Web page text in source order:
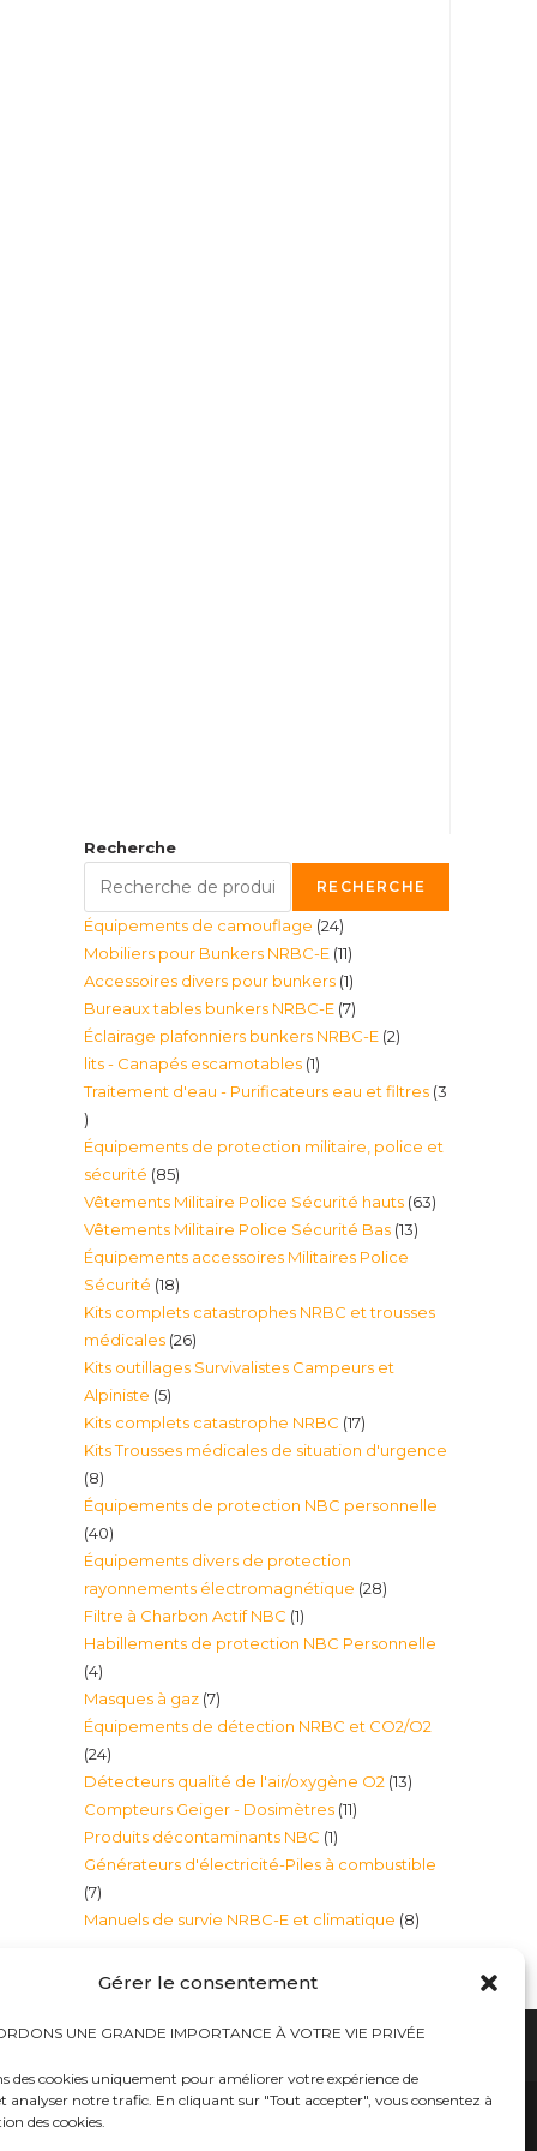
Gérer le consentement
UNE GRANDE IMPORTANCE À VOTRE VIE PRIVÉE
des cookies uniquement pour améliorer votre expérience de
analyser notre trafic. En cliquant sur "Tout accepter", vous consentez à
des cookies.
Recherche
RECHERCHE
Équipements de camouflage 2424
produits
Mobiliers pour Bunkers NRBC-E 1111
produits
Accessoires divers pour bunkers 11
produit
Bureaux tables bunkers NRBC-E 77
produits
Éclairage plafonniers bunkers NRBC-E 22
lits - Canapés escamotables 11
produit
Traitement d'eau - Purificateurs eau et filtres 3
3
produits
Équipements de protection militaire, police et
sécurité 8585
produits
Vêtements Militaire Police Sécurité hauts 6363
Vêtements Militaire Police Sécurité Bas 1313
Équipements accessoires Militaires Police
Sécurité 1818
produits
Kits complets catastrophes NRBC et trousses
médicales 2626
produits
Kits outillages Survivalistes Campeurs et
Alpiniste 55
produits
Kits complets catastrophe NRBC 1717
produits
Kits Trousses médicales de situation d'urgence
88
produits
Équipements de protection NBC personnelle
4040
produits
Équipements divers de protection
rayonnements électromagnétique 2828
Filtre à Charbon Actif NBC 11
produit
Habillements de protection NBC Personnelle
44
produits
Masques à gaz 77
produits
Équipements de détection NRBC et CO2/O2
2424
produits
Détecteurs qualité de l'air/oxygène O2 1313
Compteurs Geiger - Dosimètres 1111
Produits décontaminants NBC 11
produit
Générateurs d'électricité-Piles à combustible
77
produits
Manuels de survie NRBC-E et climatique 88
Bureaux tables bunkers NRBC-E
médicales